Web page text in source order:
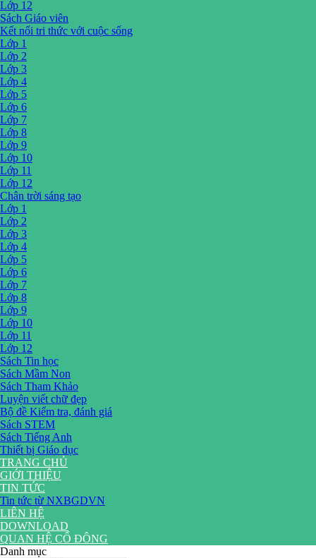
Lớp 12
Sách Giáo viên
Kết nối tri thức với cuộc sống
Lớp 1
Lớp 2
Lớp 3
Lớp 4
Lớp 5
Lớp 6
Lớp 7
Lớp 8
Lớp 9
Lớp 10
Lớp 11
Lớp 12
Chân trời sáng tạo
Lớp 1
Lớp 2
Lớp 3
Lớp 4
Lớp 5
Lớp 6
Lớp 7
Lớp 8
Lớp 9
Lớp 10
Lớp 11
Lớp 12
Sách Tin học
Sách Mầm Non
Sách Tham Khảo
Luyện viết chữ đẹp
Bộ đề Kiểm tra, đánh giá
Sách STEM
Sách Tiếng Anh
Thiết bị Giáo dục
TRANG CHỦ
GIỚI THIỆU
TIN TỨC
Tin tức từ NXBGDVN
LIÊN HỆ
DOWNLOAD
QUAN HỆ CỔ ĐÔNG
Danh mục